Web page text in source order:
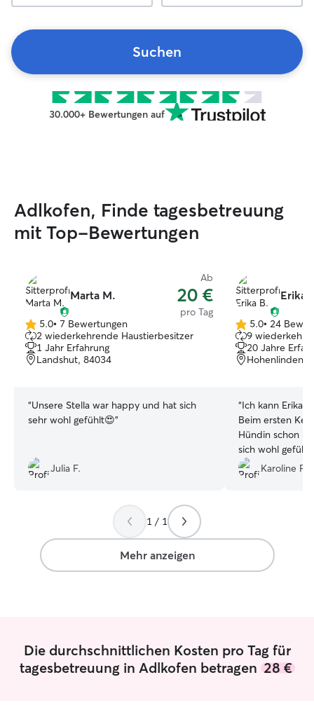
Suchen
30.000+ Bewertungen auf
Adlkofen, Finde tagesbetreuung
mit Top-Bewertungen
Marta M.
Ab
20 €
pro Tag
5.0
von
5
Sternen
5.0• 7 Bewertungen
2 wiederkehrende Haustierbesitzer
1 Jahr Erfahrung
Landshut, 84034
“Unsere Stella war happy und hat sich
sehr wohl gefühlt😍”
Julia F.
Erika
5.0
von
5
Sternen
5.0• 24
9
20 Jahre
Hohenlinden,
“Ich kann Erika
Beim ersten
Hündin schon
sich wohl gefühlt. Am Tag selbst,
alles super
auch mal ein
Karoline P.
1 / 1
Mehr anzeigen
Die durchschnittlichen Kosten pro Tag für
tagesbetreuung in Adlkofen betragen 28 €